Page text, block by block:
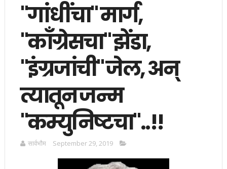
"गांधींचा" मार्ग,
"काँग्रेसचा" झेंडा,
"इंग्रजांची" जेल, अन्
त्यातून जन्म
"कम्युनिष्टचा"..!!
सार्वभाैम September 29, 2019